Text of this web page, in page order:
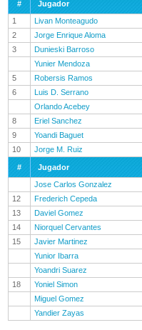
#
Jugador
1
Livan Monteagudo
2
Jorge Enrique Aloma
3
Dunieski Barroso
Yunier Mendoza
5
Robersis Ramos
6
Luis D. Serrano
Orlando Acebey
8
Eriel Sanchez
9
Yoandi Baguet
10
Jorge M. Ruiz
#
Jugador
Jose Carlos Gonzalez
12
Frederich Cepeda
13
Daviel Gomez
14
Niorquel Cervantes
15
Javier Martinez
Yunior Ibarra
Yoandri Suarez
18
Yoniel Simon
Miguel Gomez
Yandier Zayas